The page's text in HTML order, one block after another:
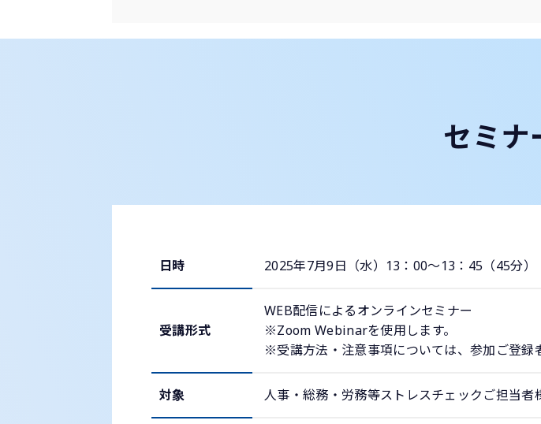
セミナ
日時 2025年7月9日（水）13：00～13：45（45分）
受講形式
WEB配信によるオンラインセミナー
※Zoom Webinarを使用します。
※受講方法・注意事項については、参加ご登録
対象 人事・総務・労務等ストレスチェックご担当者